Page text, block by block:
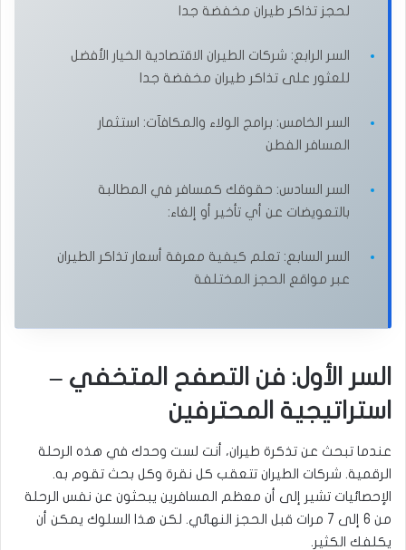
لحجز تذاكر طيران مخفضة جدا
السر الرابع: شركات الطيران الاقتصادية الخيار الأفضل
للعثور على تذاكر طيران مخفضة جدا
السر الخامس: برامج الولاء والمكافآت: استثمار
المسافر الفطن
السر السادس: حقوقك كمسافر في المطالبة
بالتعويضات عن أي تأخير أو إلغاء:
السر السابع: تعلم كيفية معرفة أسعار تذاكر الطيران
عبر مواقع الحجز المختلفة
السر الأول: فن التصفح المتخفي –
استراتيجية المحترفين
عندما تبحث عن تذكرة طيران، أنت لست وحدك في هذه الرحلة
الرقمية. شركات الطيران تتعقب كل نقرة وكل بحث تقوم به.
الإحصائيات تشير إلى أن معظم المسافرين يبحثون عن نفس الرحلة
من 6 إلى 7 مرات قبل الحجز النهائي. لكن هذا السلوك يمكن أن
يكلفك الكثير.